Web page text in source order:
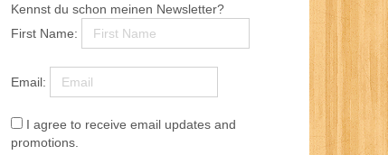
Kennst du schon meinen Newsletter?
First Name:
Email:
I agree to receive email updates and
promotions.